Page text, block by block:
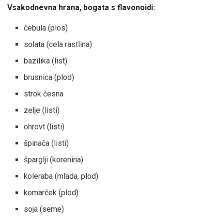
Vsakodnevna hrana, bogata s flavonoidi:
čebula (plos)
solata (cela rastlina)
bazilika (list)
brusnica (plod)
strok česna
zelje (listi)
ohrovt (listi)
špinača (listi)
šparglji (korenina)
koleraba (mlada, plod)
komarček (plod)
soja (seme)